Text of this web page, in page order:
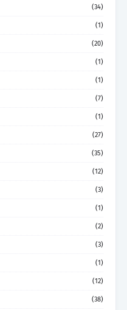
(34)
(1)
(20)
(1)
(1)
(7)
(1)
(27)
(35)
(12)
(3)
(1)
(2)
(3)
(1)
(12)
(38)